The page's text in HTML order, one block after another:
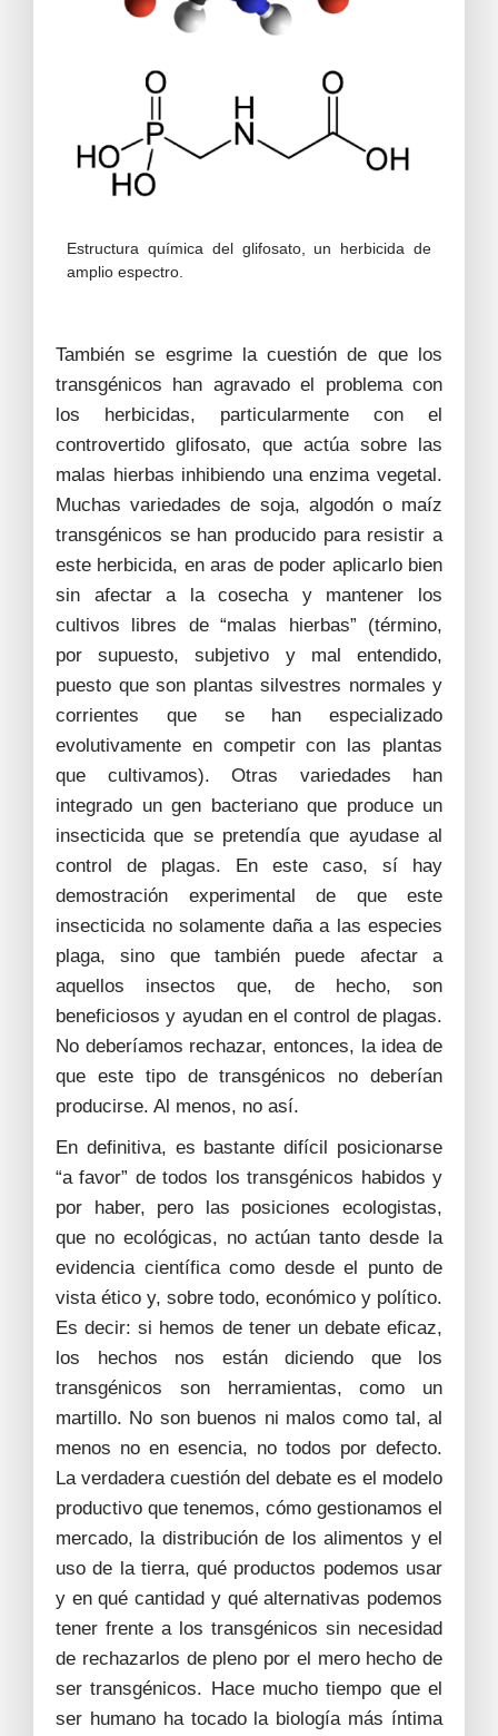
Estructura química del glifosato, un herbicida de
amplio espectro.
También se esgrime la cuestión de que los
transgénicos han agravado el problema con
los herbicidas, particularmente con el
controvertido glifosato, que actúa sobre las
malas hierbas inhibiendo una enzima vegetal.
Muchas variedades de soja, algodón o maíz
transgénicos se han producido para resistir a
este herbicida, en aras de poder aplicarlo bien
sin afectar a la cosecha y mantener los
cultivos libres de “malas hierbas” (término,
por supuesto, subjetivo y mal entendido,
puesto que son plantas silvestres normales y
corrientes que se han especializado
evolutivamente en competir con las plantas
que cultivamos). Otras variedades han
integrado un gen bacteriano que produce un
insecticida que se pretendía que ayudase al
control de plagas. En este caso, sí hay
demostración experimental de que este
insecticida no solamente daña a las especies
plaga, sino que también puede afectar a
aquellos insectos que, de hecho, son
beneficiosos y ayudan en el control de plagas.
No deberíamos rechazar, entonces, la idea de
que este tipo de transgénicos no deberían
producirse. Al menos, no así.
En definitiva, es bastante difícil posicionarse
“a favor” de todos los transgénicos habidos y
por haber, pero las posiciones ecologistas,
que no ecológicas, no actúan tanto desde la
evidencia científica como desde el punto de
vista ético y, sobre todo, económico y político.
Es decir: si hemos de tener un debate eficaz,
los hechos nos están diciendo que los
transgénicos son herramientas, como un
martillo. No son buenos ni malos como tal, al
menos no en esencia, no todos por defecto.
La verdadera cuestión del debate es el modelo
productivo que tenemos, cómo gestionamos el
mercado, la distribución de los alimentos y el
uso de la tierra, qué productos podemos usar
y en qué cantidad y qué alternativas podemos
tener frente a los transgénicos sin necesidad
de rechazarlos de pleno por el mero hecho de
ser transgénicos. Hace mucho tiempo que el
ser humano ha tocado la biología más íntima